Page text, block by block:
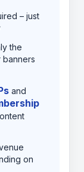
– just
the
banners
and
on